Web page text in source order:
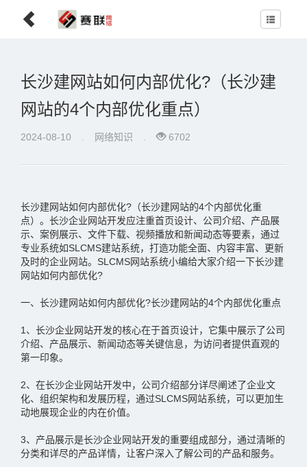
长沙建网站如何内部优化?（长沙建
网站的4个内部优化重点）
2024-08-10 网络知识 6702
长沙建网站如何内部优化?（长沙建网站的4个内部优化重
点）。长沙企业网站开发应注重首页设计、公司介绍、产品展
示、案例展示、文件下载、视频播放和新闻动态等要素，通过
专业系统如SLCMS建站系统，打造功能全面、内容丰富、更新
及时的企业网站。SLCMS网站系统小编给大家介绍一下长沙建
网站如何内部优化?
一、长沙建网站如何内部优化?长沙建网站的4个内部优化重点
1、长沙企业网站开发的核心在于首页设计，它集中展示了公司
介绍、产品展示、新闻动态等关键信息，为访问者提供直观的
第一印象。
2、在长沙企业网站开发中，公司介绍部分详尽阐述了企业文
化、组织架构和发展历程，通过SLCMS网站系统，可以更加生
动地展现企业的内在价值。
3、产品展示是长沙企业网站开发的重要组成部分，通过清晰的
分类和详尽的产品详情，让客户深入了解公司的产品和服务。